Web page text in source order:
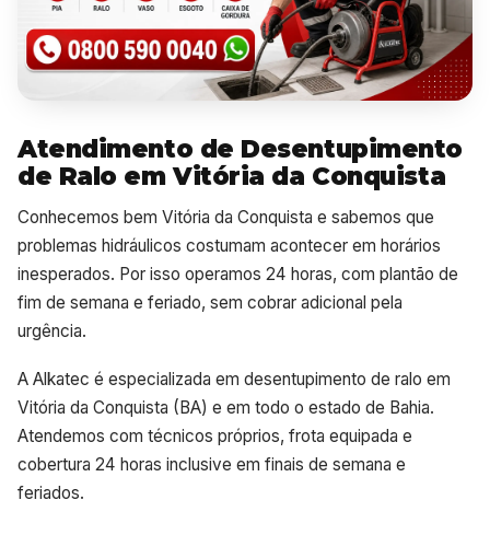
Atendimento de Desentupimento
de Ralo em Vitória da Conquista
Conhecemos bem Vitória da Conquista e sabemos que
problemas hidráulicos costumam acontecer em horários
inesperados. Por isso operamos 24 horas, com plantão de
fim de semana e feriado, sem cobrar adicional pela
urgência.
A Alkatec é especializada em desentupimento de ralo em
Vitória da Conquista (BA) e em todo o estado de Bahia.
Atendemos com técnicos próprios, frota equipada e
cobertura 24 horas inclusive em finais de semana e
feriados.